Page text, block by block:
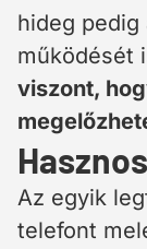
hideg
működését
viszont,
Az egyik
telefont